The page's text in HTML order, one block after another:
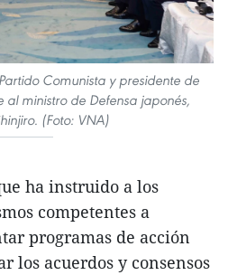
Comunista y presidente de
al ministro de Defensa japonés,
(Foto: VNA)
ha instruido a los
competentes a
programas de acción
los acuerdos y consensos